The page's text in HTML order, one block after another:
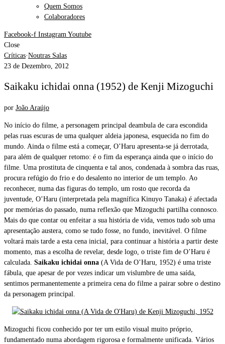
Quem Somos
Colaboradores
Facebook-f Instagram Youtube
Close
Críticas·Noutras Salas
23 de Dezembro, 2012
Saikaku ichidai onna (1952) de Kenji Mizoguchi
por João Araújo
No início do filme, a personagem principal deambula de cara escondida
pelas ruas escuras de uma qualquer aldeia japonesa, esquecida no fim do
mundo. Ainda o filme está a começar, O’Haru apresenta-se já derrotada,
para além de qualquer retomo: é o fim da esperança ainda que o início do
filme. Uma prostituta de cinquenta e tal anos, condenada à sombra das ruas,
procura refúgio do frio e do desalento no interior de um templo. Ao
reconhecer, numa das figuras do templo, um rosto que recorda da
juventude, O’Haru (interpretada pela magnífica Kinuyo Tanaka) é afectada
por memórias do passado, numa reflexão que Mizoguchi partilha connosco.
Mais do que contar ou enfeitar a sua história de vida, vemos tudo sob uma
apresentação austera, como se tudo fosse, no fundo, inevitável. O filme
voltará mais tarde a esta cena inicial, para continuar a história a partir deste
momento, mas a escolha de revelar, desde logo, o triste fim de O’Haru é
calculada. Saikaku ichidai onna (A Vida de O’Haru, 1952) é uma triste
fábula, que apesar de por vezes indicar um vislumbre de uma saída,
sentimos permanentemente a primeira cena do filme a pairar sobre o destino
da personagem principal.
Mizoguchi ficou conhecido por ter um estilo visual muito próprio,
fundamentado numa abordagem rigorosa e formalmente unificada. Vários